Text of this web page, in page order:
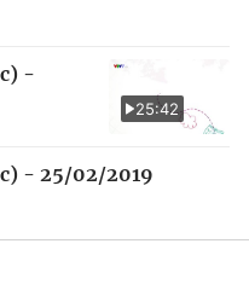
25:42
-
- 25/02/2019